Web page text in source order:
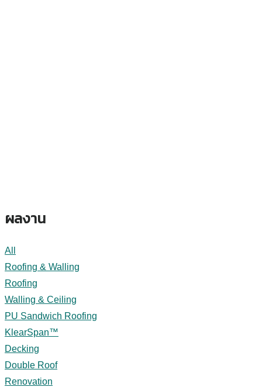
ผลงาน
All
Roofing & Walling
Roofing
Walling & Ceiling
PU Sandwich Roofing
KlearSpan™
Decking
Double Roof
Renovation